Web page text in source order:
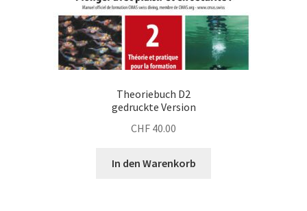
Theoriebuch D2
gedruckte Version
CHF 40.00
In den Warenkorb